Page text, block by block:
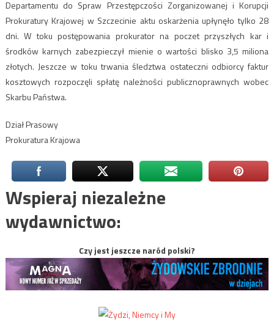
Departamentu do Spraw Przestępczości Zorganizowanej i Korupcji
Prokuratury Krajowej w Szczecinie aktu oskarżenia upłynęło tylko 28
dni. W toku postępowania prokurator na poczet przyszłych kar i
środków karnych zabezpieczył mienie o wartości blisko 3,5 miliona
złotych. Jeszcze w toku trwania śledztwa ostateczni odbiorcy faktur
kosztowych rozpoczęli spłatę należności publicznoprawnych wobec
Skarbu Państwa.
Dział Prasowy
Prokuratura Krajowa
Wspieraj niezależne
wydawnictwo:
Czy jest jeszcze naród polski?